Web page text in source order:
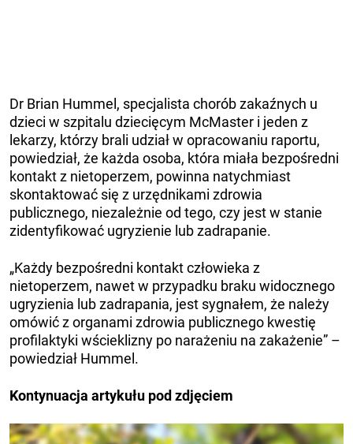
Dr Brian Hummel, specjalista chorób zakaźnych u
dzieci w szpitalu dziecięcym McMaster i jeden z
lekarzy, którzy brali udział w opracowaniu raportu,
powiedział, że każda osoba, która miała bezpośredni
kontakt z nietoperzem, powinna natychmiast
skontaktować się z urzędnikami zdrowia
publicznego, niezależnie od tego, czy jest w stanie
zidentyfikować ugryzienie lub zadrapanie.
„Każdy bezpośredni kontakt człowieka z
nietoperzem, nawet w przypadku braku widocznego
ugryzienia lub zadrapania, jest sygnałem, że należy
omówić z organami zdrowia publicznego kwestię
profilaktyki wścieklizny po narażeniu na zakażenie” –
powiedział Hummel.
Kontynuacja artykułu pod zdjęciem